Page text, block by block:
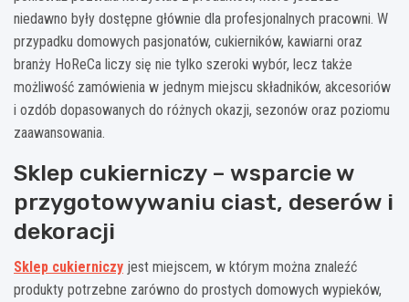
niedawno były dostępne głównie dla profesjonalnych pracowni. W
przypadku domowych pasjonatów, cukierników, kawiarni oraz
branży HoReCa liczy się nie tylko szeroki wybór, lecz także
możliwość zamówienia w jednym miejscu składników, akcesoriów
i ozdób dopasowanych do różnych okazji, sezonów oraz poziomu
zaawansowania.
Sklep cukierniczy – wsparcie w
przygotowywaniu ciast, deserów i
dekoracji
Sklep cukierniczy jest miejscem, w którym można znaleźć
produkty potrzebne zarówno do prostych domowych wypieków,